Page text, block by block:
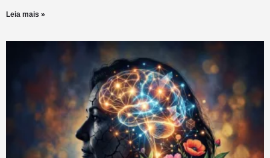
Leia mais »